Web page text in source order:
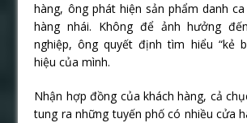
hàng, ông phát hiện sản phẩm danh
hàng nhái. Không để ảnh hưởng
nghiệp, ông quyết định tìm hiểu “kẻ
hiệu của mình.
Nhận hợp đồng của khách hàng, cả
tung ra những tuyến phố có nhiều cửa